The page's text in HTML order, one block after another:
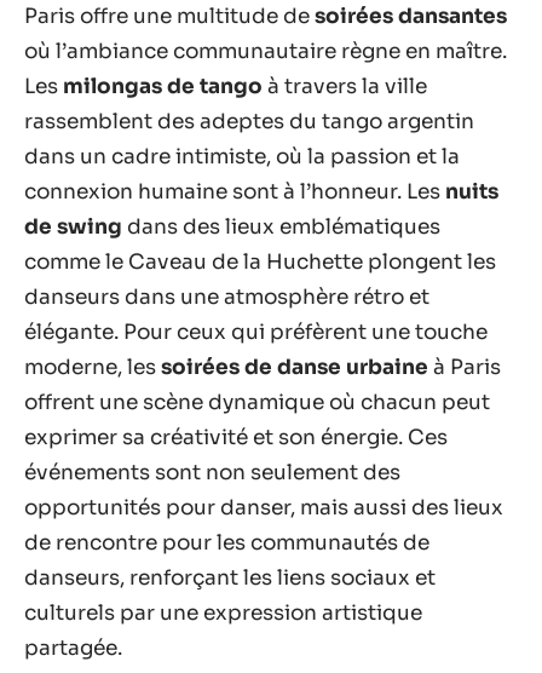
Paris offre une multitude desoirées dansantes
où l’ambiance communautaire règne en maître.
Les milongas de tango à travers la ville
rassemblent des adeptes du tango argentin
dans un cadre intimiste, où la passion et la
connexion humaine sont à l’honneur. Les nuits
de swing dans des lieux emblématiques
comme le Caveau de la Huchette plongent les
danseurs dans une atmosphère rétro et
élégante. Pour ceux qui préfèrent une touche
moderne, lessoirées de danse urbaine à Paris
offrent une scène dynamique où chacun peut
exprimer sa créativité et son énergie. Ces
événements sont non seulement des
opportunités pour danser, mais aussi des lieux
de rencontre pour les communautés de
danseurs, renforçant les liens sociaux et
culturels par une expression artistique
partagée.